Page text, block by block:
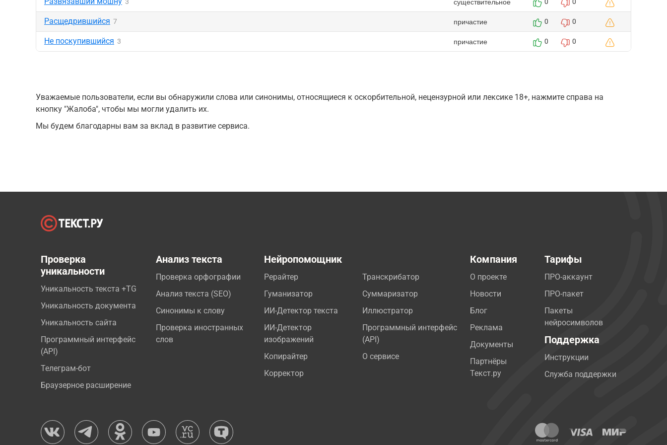
Расщедрившийся 7 причастие 0 0
Не поскупившийся 3 причастие 0 0
Уважаемые пользователи, если вы обнаружили слова или синонимы, относящиеся к оскорбительной, нецензурной или лексике 18+, нажмите справа на
кнопку "Жалоба", чтобы мы могли удалить их.
Мы будем благодарны вам за вклад в развитие сервиса.
Проверка
уникальности
Уникальность текста +TG
Уникальность документа
Уникальность сайта
Программный интерфейс
(API)
Телеграм-бот
Браузерное расширение
Анализ текста
Проверка орфографии
Анализ текста (SEO)
Синонимы к слову
Проверка иностранных
слов
Нейропомощник
Рерайтер
Гуманизатор
ИИ-Детектор текста
ИИ-Детектор
изображений
Копирайтер
Корректор
Транскрибатор
Суммаризатор
Иллюстратор
Программный интерфейс
(API)
О сервисе
Компания
О проекте
Новости
Блог
Реклама
Документы
Партнёры
Текст.ру
Тарифы
ПРО-аккаунт
ПРО-пакет
Пакеты
нейросимволов
Поддержка
Инструкции
Служба поддержки